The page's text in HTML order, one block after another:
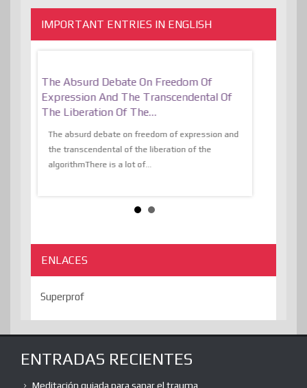
IMPORTANT ENTRIES IN ENGLISH
The Absurd Debate On Freedom Of
Expression And The Transcendental Of
The Liberation Of The…
The absurd debate on freedom of expression and
the transcendental of the liberation of the
algorithmThere is a lot of...
ENLACES
Superprof
ENTRADAS RECIENTES
Meditación guiada para sanar el trauma